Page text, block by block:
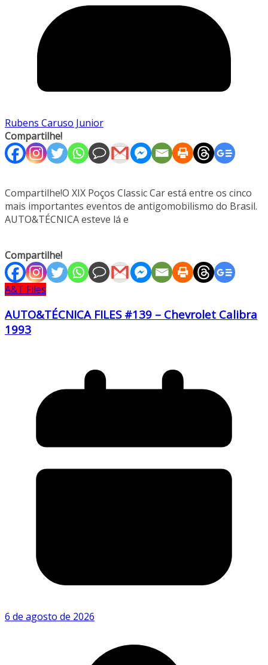
Rubens Caruso Junior
Compartilhe!
Compartilhe!O XIX Poços Classic Car está entre os cinco
mais importantes eventos de antigomobilismo do Brasil.
AUTO&TÉCNICA esteve lá e
Compartilhe!
A&T Files
AUTO&TÉCNICA FILES #139 – Chevrolet Calibra
1993
6 de agosto de 2026